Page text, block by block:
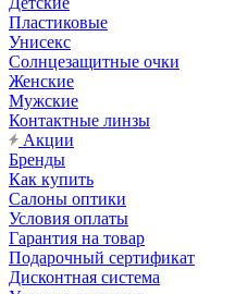
Пластиковые
Унисекс
Солнцезащитные очки
Женские
Мужские
Контактные линзы
Акции
Бренды
Как купить
Салоны оптики
Условия оплаты
Гарантия на товар
Подарочный сертификат
Дисконтная система